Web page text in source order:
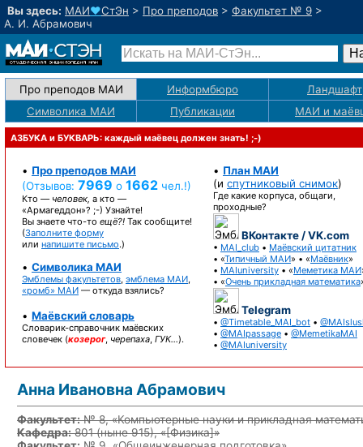
Вы здесь: МАИ♥СтЭн > Про преподов > Факультет № 9 >
А. И. Абрамович
Про преподов МАИ Информбюро
Ландшафт
Символика МАИ
Публикации МАИ и
АЗБУКА и БУКВАРЬ: каждый маёвец должен знать! ;-)
• Про преподов МАИ
(Отзывов: 7969 о 1662 чел.!)
Кто — человек, а кто —
«Армагеддон»? ;-) Узнайте!
Вы знаете что-то ещё?! Так сообщите!
(Заполните форму
или напишите письмо.)
• Символика МАИ
Эмблемы факультетов, эмблема МАИ,
«ромб» МАИ — откуда взялись?
• Маёвский словарь
Словарик-справочник маёвских
словечек (козерог, черепаха, ГУК…).
• План МАИ
(и спутниковый снимок)
Где какие корпуса, общаги,
проходные?
ВКонтакте / VK.com
• MAI_club • Маёвский цитатник
• «Типичный МАИ» • «Маёвник»
• MAIuniversity • «Меметика МАИ
• «Очень прикладная математика
Telegram
• @Timetable_MAI_bot •
• @MAIpassage • @MemetikaMAI
• @MAIuniversity
Анна Ивановна Абрамович
Факультет:№ 8, «Компьютерные науки и прикладная
Кафедра:801(ныне 915), «[Физика]»